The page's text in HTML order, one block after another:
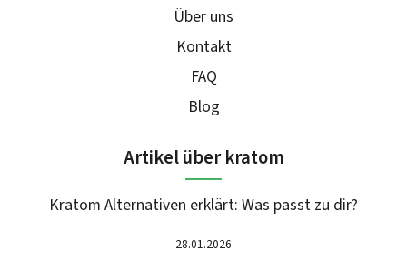
Über uns
Kontakt
FAQ
Blog
Artikel über kratom
Kratom Alternativen erklärt: Was passt zu dir?
28.01.2026